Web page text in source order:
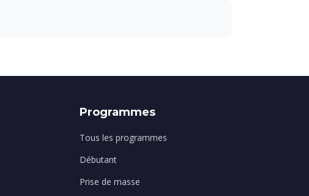
Programmes
Tous les programmes
Débutant
Prise de masse